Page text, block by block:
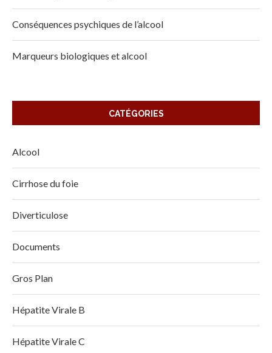
Conséquences psychiques de l’alcool
Marqueurs biologiques et alcool
CATÉGORIES
Alcool
Cirrhose du foie
Diverticulose
Documents
Gros Plan
Hépatite Virale B
Hépatite Virale C